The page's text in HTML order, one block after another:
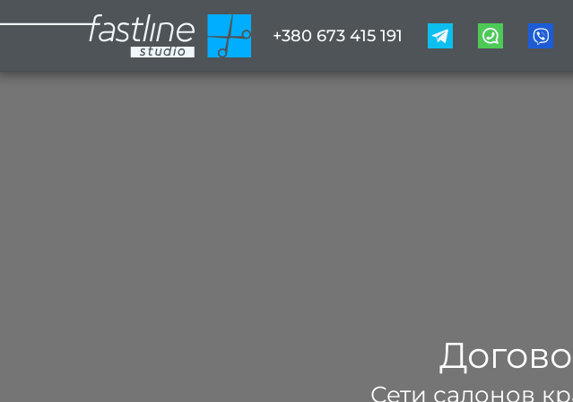
+380 673 415 191
Сети салонов